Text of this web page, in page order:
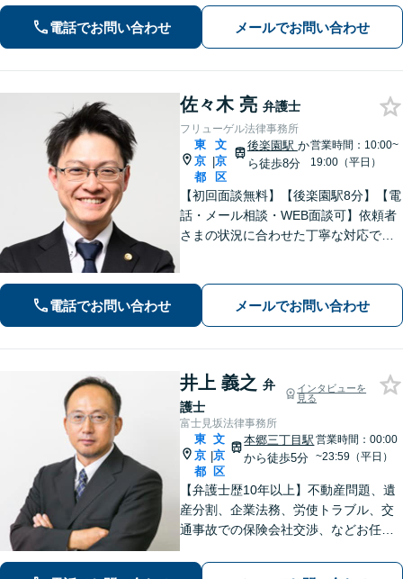
く交渉し、依頼者さまに有利な解決を
目指す「遺言書で万全な生前対策」
【休日・夜間相談あり】【水道橋駅1
分】
電話でお問い合わせ メールでお問い合わせ
佐々木 亮 弁護士
フリューゲル法律事務所
東
京
都
|
文
京
区
後楽園駅 か
ら徒歩8分
営業時間：10:00~
19:00（平日）
【初回面談無料】【後楽園駅8分】【電
話・メール相談・WEB面談可】依頼者
さまの状況に合わせた丁寧な対応で、
要です。お困りの方はお気軽にご相談
ください【休日・夜間・当日相談に対
電話でお問い合わせ メールでお問い合わせ
井上 義之 弁
護士
インタビューを
見る
富士見坂法律事務所
東
京
都
|
文
京
区
本郷三丁目駅
から徒歩5分
営業時間：00:00
~23:59（平日）
【弁護士歴10年以上】不動産問題、遺
産分割、企業法務、労使トラブル、交
通事故での保険会社交渉、などお任せ
ラブル解決へ導きます。【税理士や不